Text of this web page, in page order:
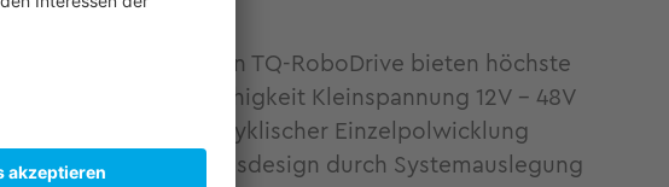
Originalprodukte von TQ-RoboDrive bieten höchste
Hohlwellenfähigkeit Kleinspannung 12V - 48V
mittels orthozyklischer Einzelpolwicklung
Antriebsdesign durch Systemauslegung